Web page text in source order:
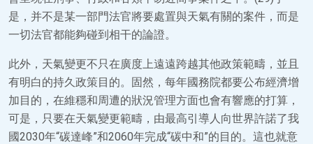
是，并不是某一部門法官將要處置與天氣有關的案件，而是
一切法官都能夠碰到相干的論證。
此外，天氣變更不只在廣度上遠遠跨越其他政策範疇，並且
有明白的持久政策目的。固然，每年國務院都要公布經濟增
加目的，在維穩和周遭的狀況管理方面也會有響應的打算，
可是，只要在天氣變更範疇，由最高引導人向世界許諾了我
國2030年“碳達峰”和2060年完成“碳中和”的目的。這也就意